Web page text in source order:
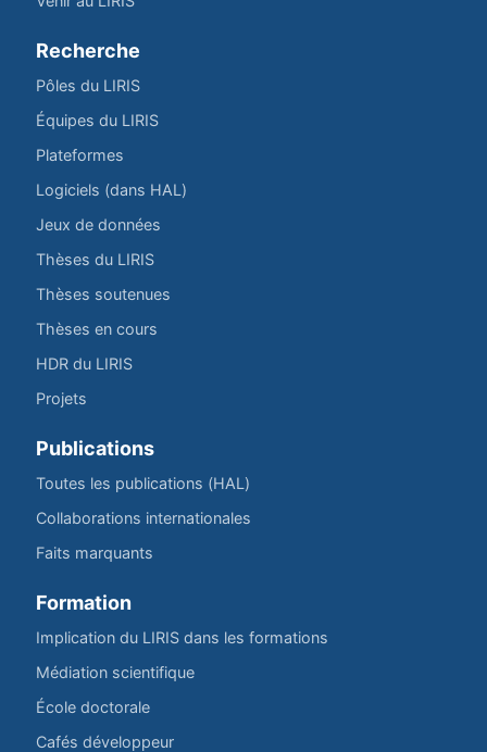
Recherche
Pôles du LIRIS
Équipes du LIRIS
Plateformes
Logiciels (dans HAL)
Jeux de données
Thèses du LIRIS
Thèses soutenues
Thèses en cours
HDR du LIRIS
Projets
Publications
Toutes les publications (HAL)
Collaborations internationales
Faits marquants
Formation
Implication du LIRIS dans les formations
Médiation scientifique
École doctorale
Cafés développeur